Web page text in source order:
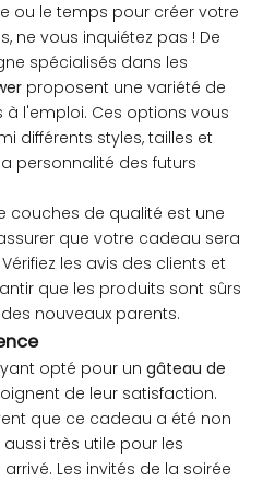
ou le temps pour créer votre
ne vous inquiétez pas ! De
spécialisés dans les
proposent une variété de
l'emploi. Ces options vous
différents styles, tailles et
personnalité des futurs
couches de qualité est une
que votre cadeau sera
les avis des clients et
que les produits sont sûrs
nouveaux parents.
opté pour un gâteau de
de leur satisfaction.
que ce cadeau a été non
très utile pour les
Les invités de la soirée